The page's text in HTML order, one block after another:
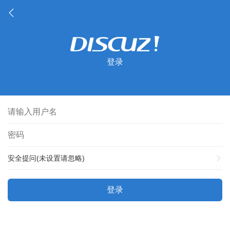
登录
安全提问(未设置请忽略)
登录